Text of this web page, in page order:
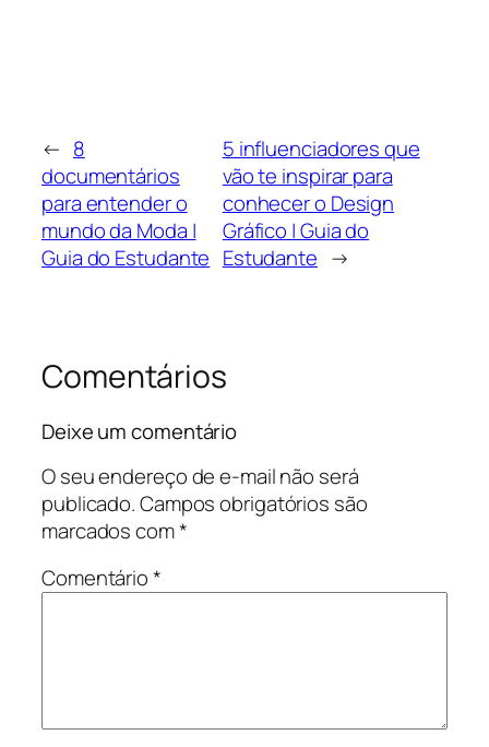
← 8
documentários
para entender o
mundo da Moda |
Guia do Estudante
5 influenciadores que
vão te inspirar para
conhecer o Design
Gráfico | Guia do
Estudante →
Comentários
Deixe um comentário
O seu endereço de e-mail não será
publicado.Campos obrigatórios são
marcados com*
Comentário*